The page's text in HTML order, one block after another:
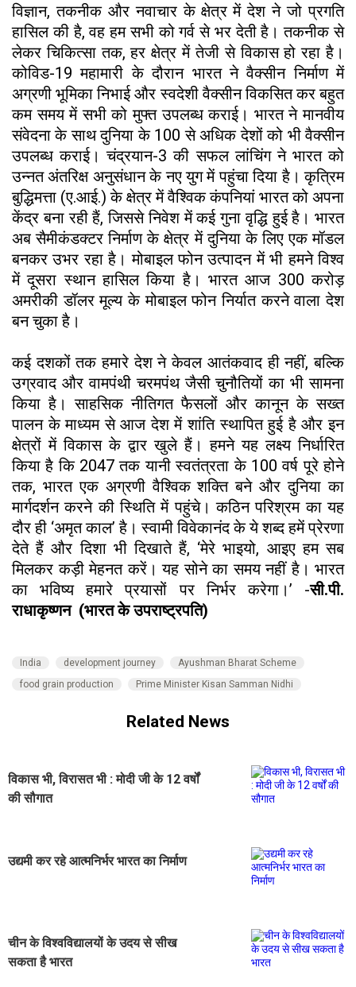
विज्ञान, तकनीक और नवाचार के क्षेत्र में देश ने जो प्रगति
हासिल की है, वह हम सभी को गर्व से भर देती है। तकनीक से
लेकर चिकित्सा तक, हर क्षेत्र में तेजी से विकास हो रहा है।
कोविड-19 महामारी के दौरान भारत ने वैक्सीन निर्माण में
अग्रणी भूमिका निभाई और स्वदेशी वैक्सीन विकसित कर बहुत
कम समय में सभी को मुफ्त उपलब्ध कराई। भारत ने मानवीय
संवेदना के साथ दुनिया के 100 से अधिक देशों को भी वैक्सीन
उपलब्ध कराई। चंद्रयान-3 की सफल लांचिंग ने भारत को
उन्नत अंतरिक्ष अनुसंधान के नए युग में पहुंचा दिया है। कृत्रिम
बुद्धिमत्ता (ए.आई.) के क्षेत्र में वैश्विक कंपनियां भारत को अपना
केंद्र बना रही हैं, जिससे निवेश में कई गुना वृद्धि हुई है। भारत
अब सैमीकंडक्टर निर्माण के क्षेत्र में दुनिया के लिए एक मॉडल
बनकर उभर रहा है। मोबाइल फोन उत्पादन में भी हमने विश्व
में दूसरा स्थान हासिल किया है। भारत आज 300 करोड़
अमरीकी डॉलर मूल्य के मोबाइल फोन निर्यात करने वाला देश
बन चुका है।
कई दशकों तक हमारे देश ने केवल आतंकवाद ही नहीं, बल्कि
उग्रवाद और वामपंथी चरमपंथ जैसी चुनौतियों का भी सामना
किया है। साहसिक नीतिगत फैसलों और कानून के सख्त
पालन के माध्यम से आज देश में शांति स्थापित हुई है और इन
क्षेत्रों में विकास के द्वार खुले हैं। हमने यह लक्ष्य निर्धारित
किया है कि 2047 तक यानी स्वतंत्रता के 100 वर्ष पूरे होने
तक, भारत एक अग्रणी वैश्विक शक्ति बने और दुनिया का
मार्गदर्शन करने की स्थिति में पहुंचे। कठिन परिश्रम का यह
दौर ही ‘अमृत काल’ है। स्वामी विवेकानंद के ये शब्द हमें प्रेरणा
देते हैं और दिशा भी दिखाते हैं, ‘मेरे भाइयो, आइए हम सब
मिलकर कड़ी मेहनत करें। यह सोने का समय नहीं है। भारत
का भविष्य हमारे प्रयासों पर निर्भर करेगा।’ -सी.पी.
राधाकृष्णन (भारत के उपराष्ट्रपति)
India development journey
Ayushman Bharat Scheme
food grain production
Prime Minister Kisan Samman Nidhi
Related News
विकास भी, विरासत भी : मोदी जी के 12 वर्षों
की सौगात
उद्यमी कर रहे आत्मनिर्भर भारत का निर्माण
चीन के विश्वविद्यालयों के उदय से सीख
सकता है भारत